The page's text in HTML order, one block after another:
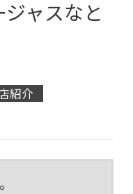
ジャスなと
紹介